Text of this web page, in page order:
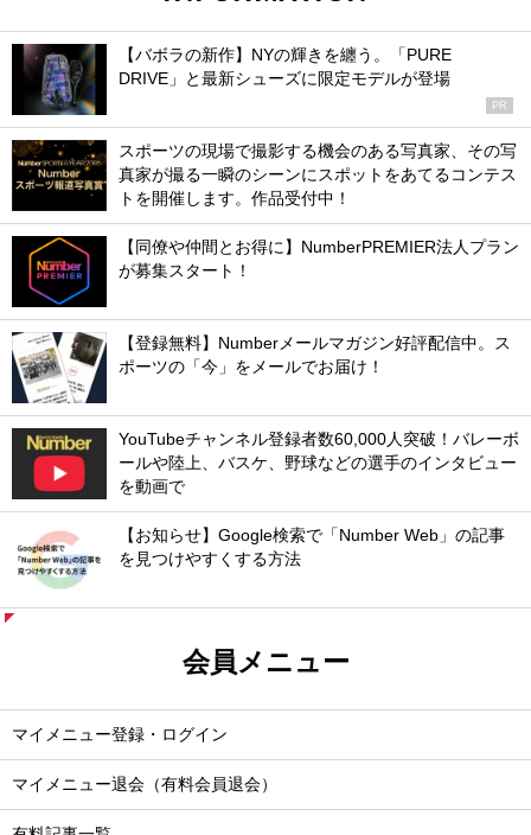
【バボラの新作】NYの輝きを纏う。「PURE
DRIVE」と最新シューズに限定モデルが登場
PR
スポーツの現場で撮影する機会のある写真家、その写
真家が撮る一瞬のシーンにスポットをあてるコンテス
トを開催します。作品受付中！
【同僚や仲間とお得に】NumberPREMIER法人プラン
が募集スタート！
【登録無料】Numberメールマガジン好評配信中。ス
ポーツの「今」をメールでお届け！
YouTubeチャンネル登録者数60,000人突破！バレーボ
ールや陸上、バスケ、野球などの選手のインタビュー
を動画で
【お知らせ】Google検索で「Number Web」の記事
を見つけやすくする方法
会員メニュー
マイメニュー登録・ログイン
マイメニュー退会（有料会員退会）